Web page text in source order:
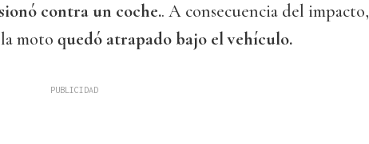
contra un coche.. A consecuencia del impacto,
moto quedó atrapado bajo el vehículo.